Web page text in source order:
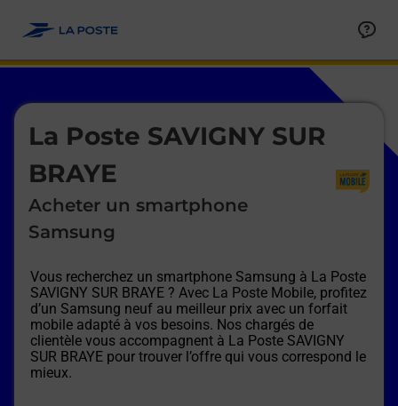
La Poste SAVIGNY SUR
BRAYE
Acheter un smartphone
Samsung
Vous recherchez un smartphone Samsung à La Poste
SAVIGNY SUR BRAYE ? Avec La Poste Mobile, profitez
d’un Samsung neuf au meilleur prix avec un forfait
mobile adapté à vos besoins. Nos chargés de
clientèle vous accompagnent à La Poste SAVIGNY
SUR BRAYE pour trouver l’offre qui vous correspond le
mieux.
Le lien s'ouvre dans un nouvel onglet